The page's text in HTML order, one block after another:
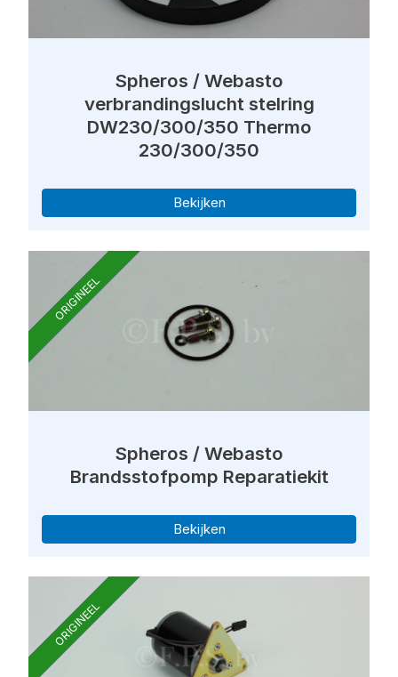
Spheros / Webasto
verbrandingslucht stelring
DW230/300/350 Thermo
230/300/350
Bekijken
ORIGINEEL
Spheros / Webasto
Brandsstofpomp Reparatiekit
Bekijken
ORIGINEEL